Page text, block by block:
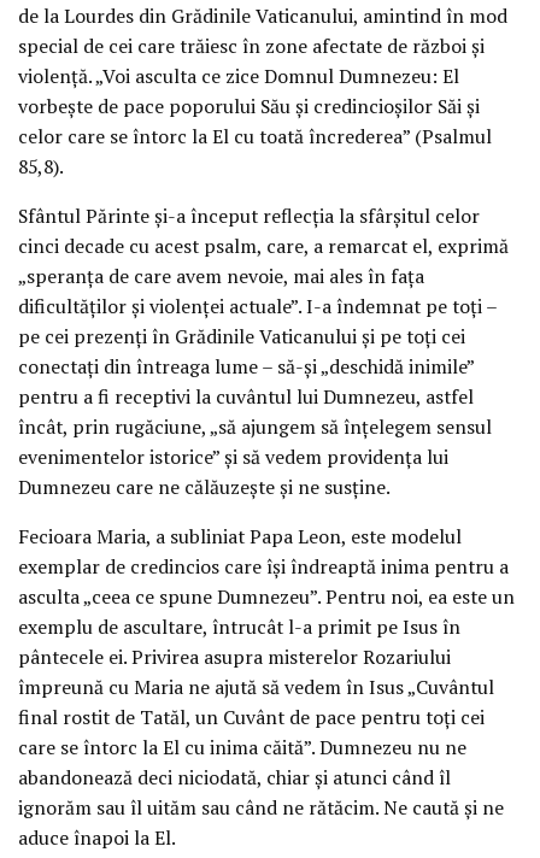
de la Lourdes din Grădinile Vaticanului, amintind în mod
special de cei care trăiesc în zone afectate de război și
violență. „Voi asculta ce zice Domnul Dumnezeu: El
vorbește de pace poporului Său și credincioșilor Săi și
celor care se întorc la El cu toată încrederea” (Psalmul
85,8).
Sfântul Părinte și-a început reflecția la sfârșitul celor
cinci decade cu acest psalm, care, a remarcat el, exprimă
„speranța de care avem nevoie, mai ales în fața
dificultăților și violenței actuale”. I-a îndemnat pe toți –
pe cei prezenți în Grădinile Vaticanului și pe toți cei
conectați din întreaga lume – să-și „deschidă inimile”
pentru a fi receptivi la cuvântul lui Dumnezeu, astfel
încât, prin rugăciune, „să ajungem să înțelegem sensul
evenimentelor istorice” și să vedem providența lui
Dumnezeu care ne călăuzește și ne susține.
Fecioara Maria, a subliniat Papa Leon, este modelul
exemplar de credincios care își îndreaptă inima pentru a
asculta „ceea ce spune Dumnezeu”. Pentru noi, ea este un
exemplu de ascultare, întrucât l-a primit pe Isus în
pântecele ei. Privirea asupra misterelor Rozariului
împreună cu Maria ne ajută să vedem în Isus „Cuvântul
final rostit de Tatăl, un Cuvânt de pace pentru toți cei
care se întorc la El cu inima căită”. Dumnezeu nu ne
abandonează deci niciodată, chiar și atunci când îl
ignorăm sau îl uităm sau când ne rătăcim. Ne caută și ne
aduce înapoi la El.